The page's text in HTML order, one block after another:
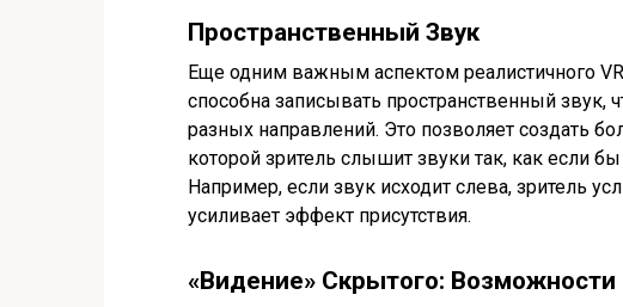
Пространственный Звук
Еще одним важным аспектом реалистичного
способна записывать пространственный звук,
разных направлений. Это позволяет создать
которой зритель слышит звуки так, как если
Например, если звук исходит слева, зритель
усиливает эффект присутствия.
«Видение» Скрытого: Возможности